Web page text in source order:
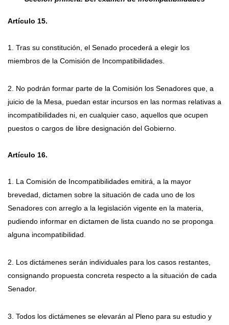
Artículo 15.
1. Tras su constitución, el Senado procederá a elegir los
miembros de la Comisión de Incompatibilidades.
2. No podrán formar parte de la Comisión los Senadores que, a
juicio de la Mesa, puedan estar incursos en las normas relativas a
incompatibilidades ni, en cualquier caso, aquellos que ocupen
puestos o cargos de libre designación del Gobierno.
Artículo 16.
1. La Comisión de Incompatibilidades emitirá, a la mayor
brevedad, dictamen sobre la situación de cada uno de los
Senadores con arreglo a la legislación vigente en la materia,
pudiendo informar en dictamen de lista cuando no se proponga
alguna incompatibilidad.
2. Los dictámenes serán individuales para los casos restantes,
consignando propuesta concreta respecto a la situación de cada
Senador.
3. Todos los dictámenes se elevarán al Pleno para su estudio y